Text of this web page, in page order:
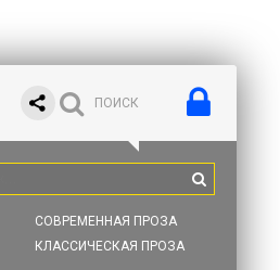
СОВРЕМЕННАЯ ПРОЗА
КЛАССИЧЕСКАЯ ПРОЗА